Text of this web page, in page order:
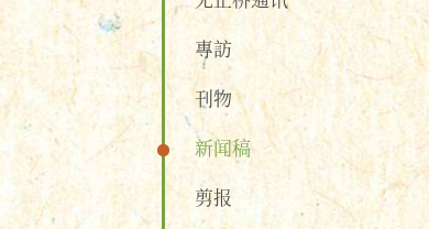
專訪
刊物
新闻稿
剪报